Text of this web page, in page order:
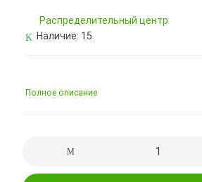
Pаспределительный центр
Наличие: 15
Полное описание